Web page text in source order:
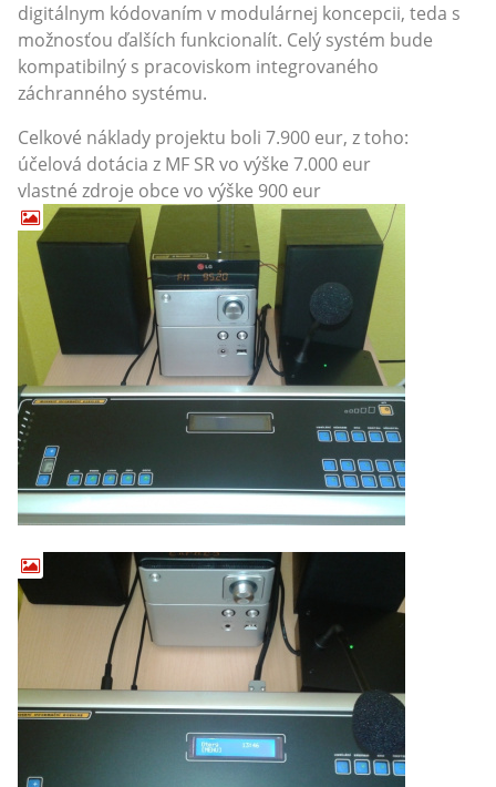
digitálnym kódovaním v modulárnej koncepcii, teda s
možnosťou ďalších funkcionalít. Celý systém bude
kompatibilný s pracoviskom integrovaného
záchranného systému.
Celkové náklady projektu boli 7.900 eur, z toho:
účelová dotácia z MF SR vo výške 7.000 eur
vlastné zdroje obce vo výške 900 eur